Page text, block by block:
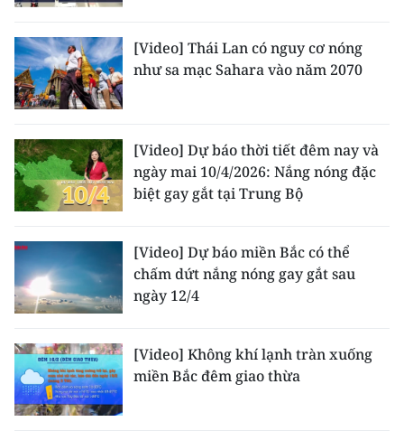
CHƯƠNG TRÌNH OCOP - MỖI XÃ
MỘT SẢN PHẨM
RADIO
MEDIA CENTER
E-Magazine
Video
Media Chính trị
Media Kinh tế
Media Xã hội
Media Pháp luật
[Video] Thái Lan có nguy cơ nóng
như sa mạc Sahara vào năm 2070
[Video] Dự báo thời tiết đêm nay và
ngày mai 10/4/2026: Nắng nóng đặc
biệt gay gắt tại Trung Bộ
[Video] Dự báo miền Bắc có thể
chấm dứt nắng nóng gay gắt sau
ngày 12/4
[Video] Không khí lạnh tràn xuống
miền Bắc đêm giao thừa